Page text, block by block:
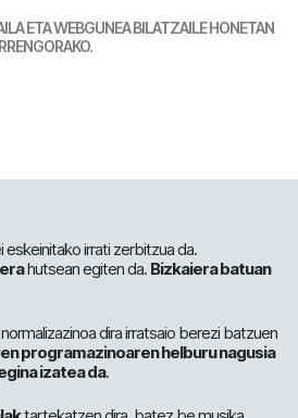
ETA WEBGUNEA BILATZAILE HONETAN
eskeinitako irrati zerbitzua da.
hutsean egiten da. Bizkaiera batuan
dira irratsaio berezi batzuen
programazinoaren helburu nagusia
izatea da.